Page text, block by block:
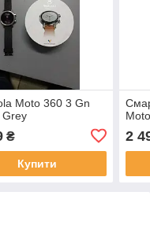
Moto 360 3 Gn
₴
Купити
2